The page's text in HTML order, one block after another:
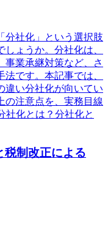
分社化」という選択肢
ょうか。分社化は、
事業承継対策など、さ
です。本記事では、
違い分社化が向いてい
の注意点を、実務目線
社化とは？分社化と
税制改正による